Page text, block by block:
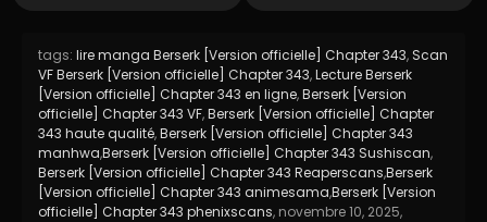
tags: lire manga Berserk [Version officielle] Chapter 343, Scan
VF Berserk [Version officielle] Chapter 343,Lecture Berserk
[Version officielle] Chapter 343 en ligne,Berserk [Version
officielle] Chapter 343 VF,Berserk [Version officielle] Chapter
343 haute qualité,Berserk [Version officielle] Chapter 343
manhwa,Berserk [Version officielle] Chapter 343 Sushiscan,
Berserk [Version officielle] Chapter 343 Reaperscans,Berserk
[Version officielle] Chapter 343 animesama,Berserk [Version
officielle] Chapter 343 phenixscans, novembre 10, 2025,